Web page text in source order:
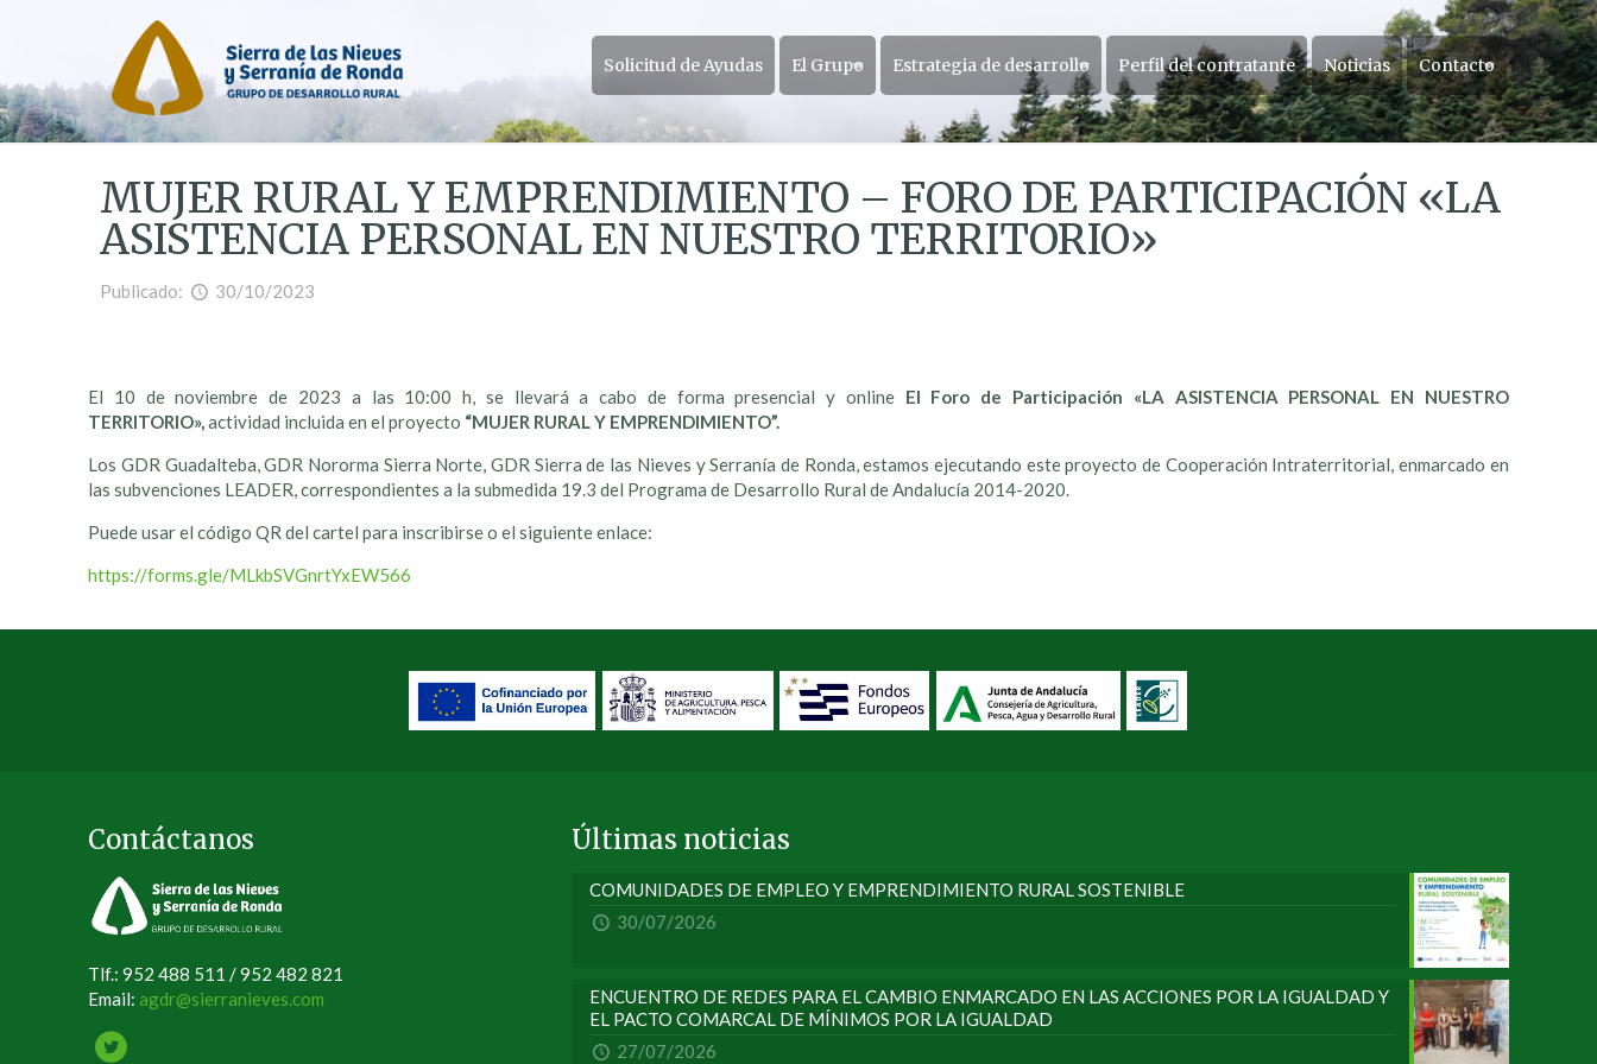
Solicitud de Ayudas El Grupo Estrategia de desarrollo Perfil del contratante Noticias Contacto
MUJER RURAL Y EMPRENDIMIENTO – FORO DE PARTICIPACIÓN «LA
ASISTENCIA PERSONAL EN NUESTRO TERRITORIO»
Publicado: 30/10/2023
El 10 de noviembre de 2023 a las 10:00 h, se llevará a cabo de forma presencial y online El Foro de Participación «LA ASISTENCIA PERSONAL EN NUESTRO
TERRITORIO»,actividad incluida en el proyecto “MUJER RURAL Y EMPRENDIMIENTO”.
Los GDR Guadalteba, GDR Nororma Sierra Norte, GDR Sierra de las Nieves y Serranía de Ronda, estamos ejecutando este proyecto de Cooperación Intraterritorial, enmarcado en
las subvenciones LEADER, correspondientes a la submedida 19.3 del Programa de Desarrollo Rural de Andalucía 2014-2020.
Puede usar el código QR del cartel para inscribirse o el siguiente enlace:
https://forms.gle/MLkbSVGnrtYxEW566
Contáctanos
Tlf.: 952 488 511 / 952 482 821
Email: agdr@sierranieves.com
Últimas noticias
COMUNIDADES DE EMPLEO Y EMPRENDIMIENTO RURAL SOSTENIBLE
30/07/2026
ENCUENTRO DE REDES PARA EL CAMBIO ENMARCADO EN LAS ACCIONES POR LA IGUALDAD Y
EL PACTO COMARCAL DE MÍNIMOS POR LA IGUALDAD
27/07/2026